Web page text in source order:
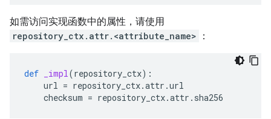
如需访问实现函数中的属性，请使用
repository_ctx.attr.<attribute_name>
：
def _impl(repository_ctx):
url = repository_ctx.attr .url
checksum = repository_ctx.attr . sha256